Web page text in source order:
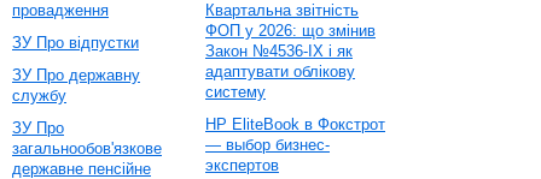
провадження
ЗУ Про відпустки
ЗУ Про державну
службу
ЗУ Про
загальнообов'язкове
державне пенсійне
Квартальна звітність
ФОП у 2026: що змінив
Закон №4536-IX і як
адаптувати облікову
систему
HP EliteBook в Фокстрот
— выбор бизнес-
экспертов